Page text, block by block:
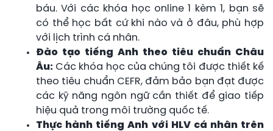
báu. Với các khóa học online 1 kèm 1, bạn sẽ
có thể học bất cứ khi nào và ở đâu, phù hợp
với lịch trình cá nhân.
Đào tạo tiếng Anh theo tiêu chuẩn Châu
Âu: Các khóa học của chúng tôi được thiết kế
theo tiêu chuẩn CEFR, đảm bảo bạn đạt được
các kỹ năng ngôn ngữ cần thiết để giao tiếp
hiệu quả trong môi trường quốc tế.
Thực hành tiếng Anh với HLV cá nhân trên